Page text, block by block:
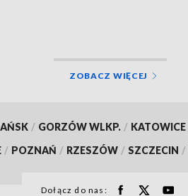
ZOBACZ WIĘCEJ
/ GORZÓW WLKP. / KATOWICE
/ POZNAŃ / RZESZÓW / SZCZECIN /
Dołącz do nas: